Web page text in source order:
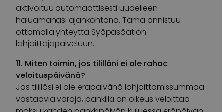
aktivoituu automaattisesti uudelleen
haluamanasi ajankohtana. Tämä onnistuu
ottamalla yhteyttä Syöpäsäätiön
lahjoittajapalveluun.
11. Miten toimin, jos tililläni ei ole rahaa
veloituspäivänä?
Jos tililläsi ei ole eräpäivänä lahjoittamissummaa
vastaavia varoja, pankilla on oikeus veloittaa